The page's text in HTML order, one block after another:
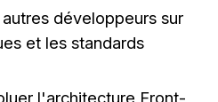
développeurs sur
et les standards
l'architecture Front-